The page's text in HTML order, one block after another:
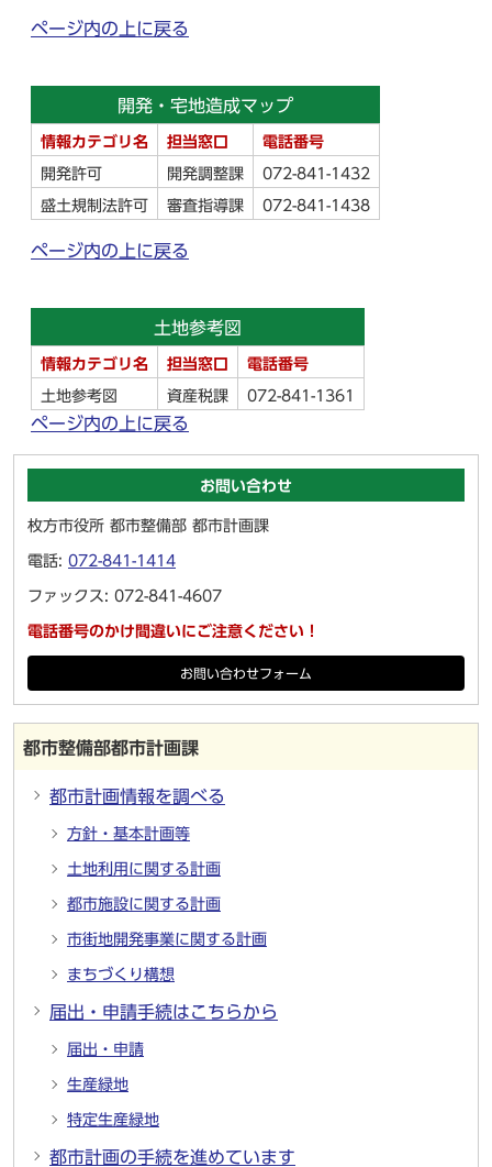
ページ内の上に戻る
開発・宅地造成マップ
情報カテゴリ名 担当窓口 電話番号
開発許可 開発調整課 072-841-1432
盛土規制法許可 審査指導課 072-841-1438
ページ内の上に戻る
土地参考図
情報カテゴリ名 担当窓口 電話番号
土地参考図 資産税課 072-841-1361
ページ内の上に戻る
お問い合わせ
枚方市役所 都市整備部 都市計画課
電話: 072-841-1414
ファックス: 072-841-4607
電話番号のかけ間違いにご注意ください！
お問い合わせフォーム
都市整備部都市計画課
都市計画情報を調べる
方針・基本計画等
土地利用に関する計画
都市施設に関する計画
市街地開発事業に関する計画
まちづくり構想
届出・申請手続はこちらから
届出・申請
生産緑地
特定生産緑地
都市計画の手続を進めています